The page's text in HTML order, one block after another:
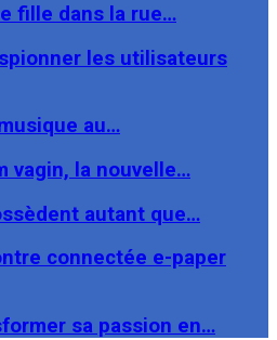
fille dans la rue…
les utilisateurs
au…
vagin, la nouvelle…
autant que…
connectée e-paper
sa passion en…